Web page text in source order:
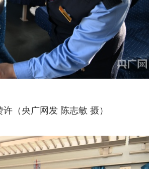
（央广网发 陈志敏 摄）